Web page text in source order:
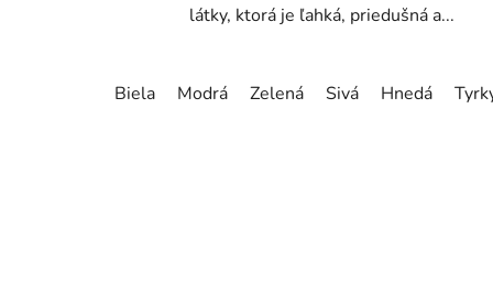
látky, ktorá je ľahká, priedušná a...
Biela Modrá Zelená Sivá Hnedá